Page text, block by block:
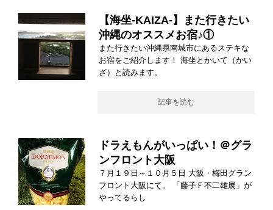
【海坐-KAIZA-】また行きたい
沖縄のオススメお宿♪①
また行きたい沖縄県南城市にあるステキな
お宿をご紹介します！ 海坐とかいて（かい
ざ）と読みます。
記事を読む
ドラえもんがいっぱい！＠グラ
ンフロント大阪
７月１９日～１０月５日 大阪・梅田グラン
フロント大阪にて。 「藤子Ｆ不二雄展」が
やってるらし